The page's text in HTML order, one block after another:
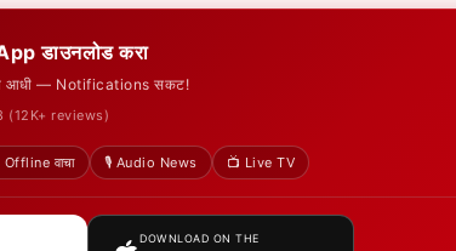
App डाउनलोड करा
आधी — Notifications सकट!
(12K+ reviews)
Offline वाचा 🎙️ Audio News 📺 Live TV
DOWNLOAD ON THE